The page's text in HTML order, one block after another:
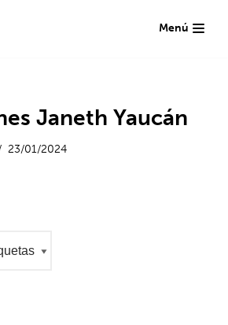
Menú
Janeth Yaucán
23/01/2024